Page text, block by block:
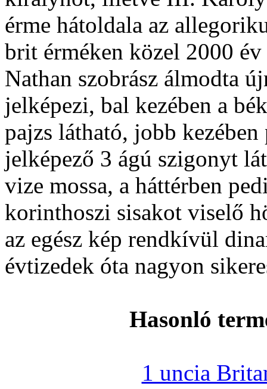
érme hátoldala az
brit érméken közel 2000
Nathan szobrász álmodta
jelképezi, bal kezében a
pajzs látható, jobb
jelképező 3 ágú szigonyt
vize mossa, a háttérben
korinthoszi sisakot viselő
az egész kép rendkívül
évtizedek óta nagyon
Hasonló
1 uncia